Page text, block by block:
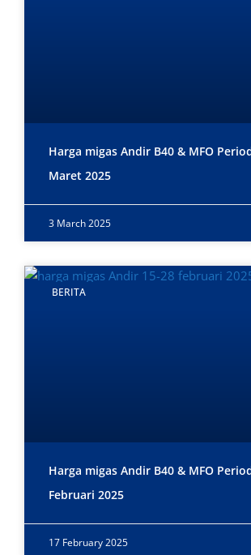
Harga migas Andir B40 & MFO
Maret 2025
3 March 2025
BERITA
Harga migas Andir B40 & MFO
Februari 2025
17 February 2025